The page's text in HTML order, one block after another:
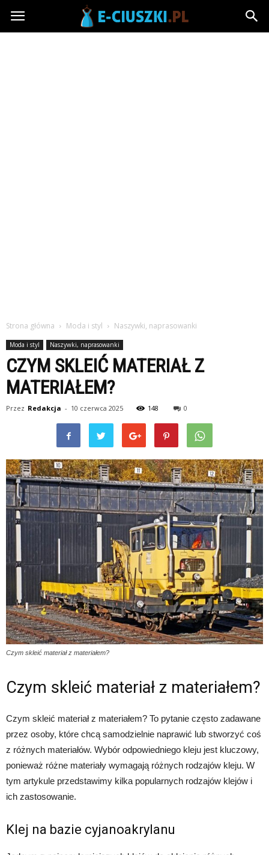
Strona główna Moda i styl Naszywki, naprasowanki
Moda i styl Naszywki, naprasowanki
CZYM SKLEIĆ MATERIAŁ Z
MATERIAŁEM?
Przez Redakcja - 10 czerwca 2025 148 0
Czym skleić materiał z materiałem?
Czym skleić materiał z materiałem?
Czym skleić materiał z materiałem? To pytanie często zadawane
przez osoby, które chcą samodzielnie naprawić lub stworzyć coś
z różnych materiałów. Wybór odpowiedniego kleju jest kluczowy,
ponieważ różne materiały wymagają różnych rodzajów kleju. W
tym artykule przedstawimy kilka popularnych rodzajów klejów i
ich zastosowanie.
Klej na bazie cyjanoakrylanu